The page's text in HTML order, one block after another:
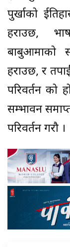
पुर्खाको
हराउछ,
बाबुआमाको
हराउछ, र
परिवर्तन को
सम्भावन
परिवर्तन गरौ ।